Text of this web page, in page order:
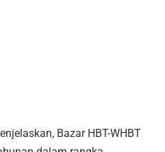
Bazar HBT-WHBT